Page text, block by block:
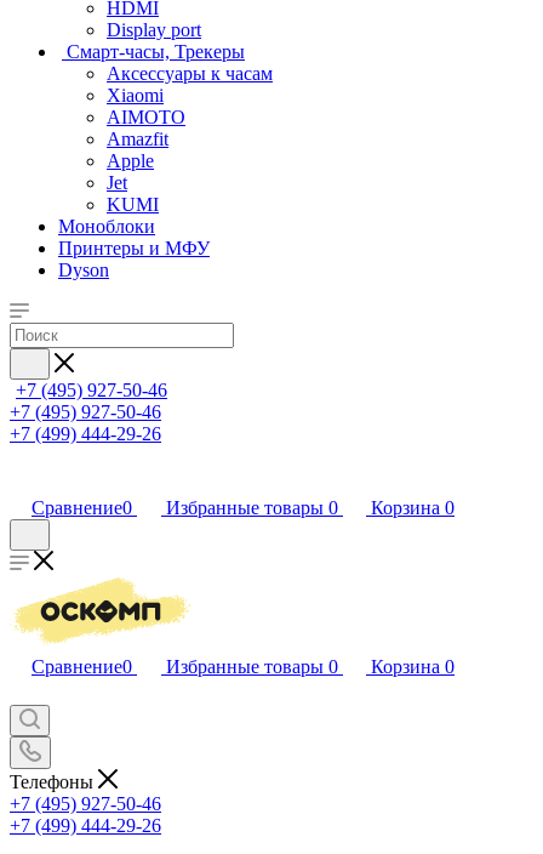
HDMI
Display port
Смарт-часы, Трекеры
Аксессуары к часам
Xiaomi
AIMOTO
Amazfit
Apple
Jet
KUMI
Моноблоки
Принтеры и МФУ
Dyson
+7 (495) 927-50-46
+7 (495) 927-50-46
+7 (499) 444-29-26
Сравнение0 Избранные товары 0 Корзина 0
Сравнение0 Избранные товары 0 Корзина 0
Телефоны
+7 (495) 927-50-46
+7 (499) 444-29-26